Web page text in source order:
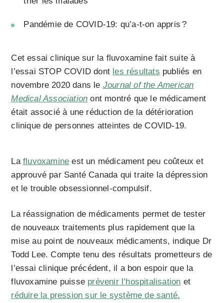
Pandémie de COVID-19: qu’­a-t-on appris ?
Cet essai clinique sur la fluvoxamine fait suite à
l’essai STOP COVID dont les résultats publiés en
novembre 2020 dans le Journal of the American
Medical Association ont montré que le médicament
était associé à une réduction de la détérioration
clinique de personnes atteintes de COVID-19.
Lafluvoxamine est un médicament peu coûteux et
approuvé par Santé Canada qui traite la dépression
et le trouble obsessionnel-compulsif.
La réassignation de médicaments permet de tester
de nouveaux traitements plus rapidement que la
mise au point de nouveaux médicaments, indique Dr
Todd Lee. Compte tenu des résultats prometteurs de
l’essai clinique précédent, il a bon espoir que la
fluvoxamine puisse prévenir l’hospitalisation et
réduire la pression sur le système de santé.